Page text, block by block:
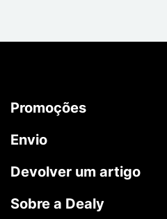
Promoções
Envio
Devolver um artigo
Sobre a Dealy